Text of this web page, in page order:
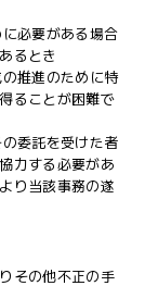
に必要がある場合
るとき
の推進のために特
ることが困難で
の委託を受けた者
力する必要があ
り当該事務の遂
その他不正の手